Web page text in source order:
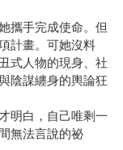
攜手完成使命。但
計畫。可她沒料
式人物的現身、社
陰謀纏身的輿論狂
明白，自己唯剩一
無法言說的祕